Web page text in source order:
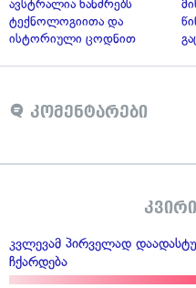
ავსტრალია ხანძრებს
ტექნოლოგიითა და
ისტორიული ცოდნით
კომენტარები
კვლევამ პირველად
ჩქარდება